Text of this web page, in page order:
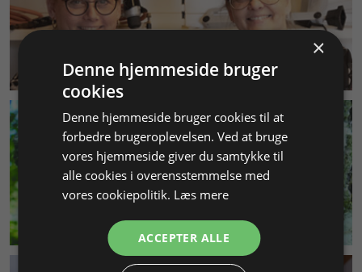
KUNDESERVICE
MILJØ & BÆREDYGTIGHED
×
Denne hjemmeside bruger
cookies
Denne hjemmeside bruger cookies til at
forbedre brugeroplevelsen. Ved at bruge
vores hjemmeside giver du samtykke til
alle cookies i overensstemmelse med
vores cookiepolitik. Læs mere
ACCEPTER ALLE